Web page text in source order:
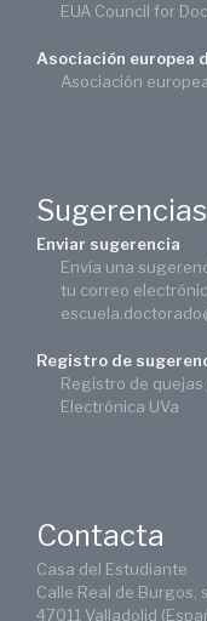
EUA Council for
Asociación europea
Asociación
Enviar sugerencia
Envía una
tu correo
Registro de
Registro de
Electrónica UVa
Contacta
Casa del Estudiante
Calle Real de Burgos,
47011 Valladolid